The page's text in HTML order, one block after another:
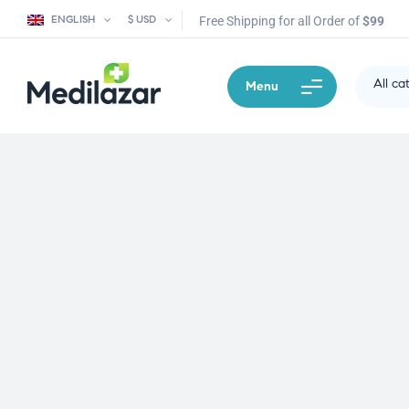
ENGLISH $ USD Free Shipping for all Order of$99
Menu All